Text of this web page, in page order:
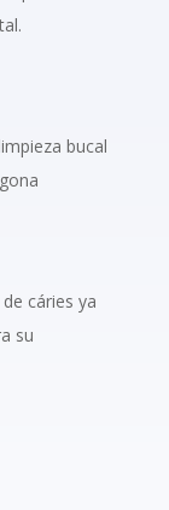
bucal
cáries ya
su